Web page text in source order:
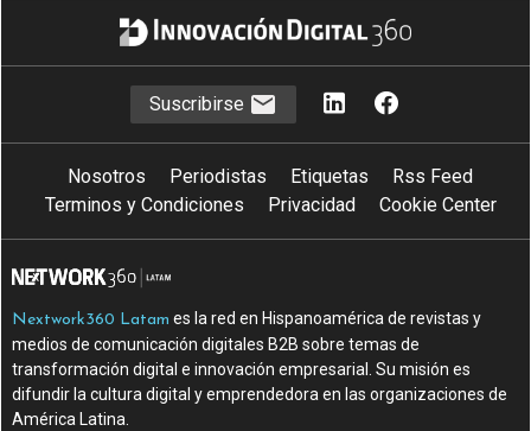
Suscribirse
Nosotros Periodistas Etiquetas
Rss Feed
Terminos y Condiciones
Privacidad Cookie Center
Nextwork360 Latam es la red en Hispanoamérica de revistas y
medios de comunicación digitales B2B sobre temas de
transformación digital e innovación empresarial. Su misión es
difundir la cultura digital y emprendedora en las organizaciones de
América Latina.